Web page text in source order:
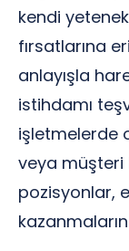
kendi
fırsatlarına
anlayışla
istihdamı
işletmelerde
veya müşteri
pozisyonlar,